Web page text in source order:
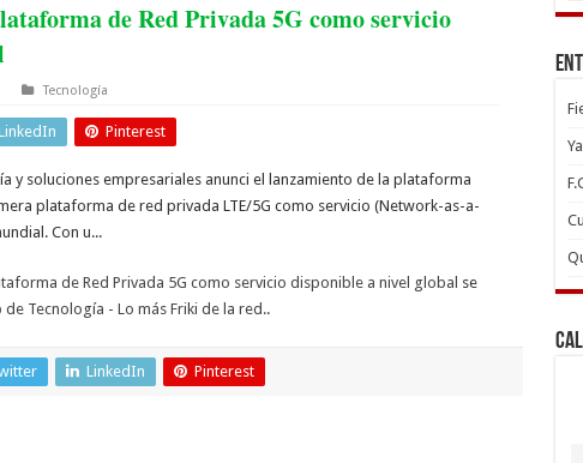
de Red Privada 5G como servicio
Tecnología
Pinterest
y soluciones empresariales anunci el lanzamiento de la plataforma
plataforma de red privada LTE/5G como servicio (Network-as-a-
Con u...
de Red Privada 5G como servicio disponible a nivel global se
de Tecnología - Lo más Friki de la red..
LinkedIn Pinterest